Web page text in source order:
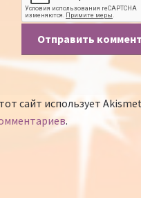
сайт использует
.